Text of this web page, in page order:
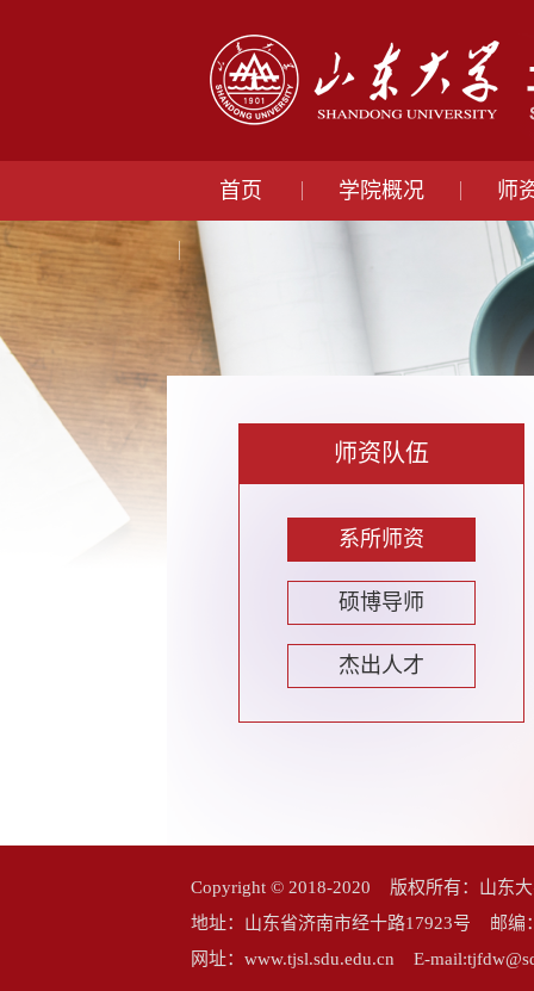
首页 学院概况 师
师资队伍
系所师资
硕博导师
杰出人才
Copyright © 2018-2020 版权所有：山东
地址：山东省济南市经十路17923号 邮
网址：www.tjsl.sdu.edu.cn E-